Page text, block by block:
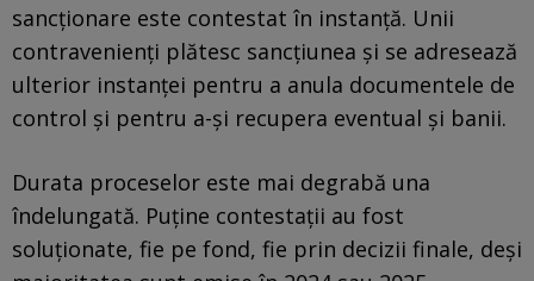
sancționare este contestat în instanță. Unii
contravenienți plătesc sancțiunea și se adresează
ulterior instanței pentru a anula documentele de
control și pentru a-și recupera eventual și banii.
Durata proceselor este mai degrabă una
îndelungată. Puține contestații au fost
soluționate, fie pe fond, fie prin decizii finale, deși